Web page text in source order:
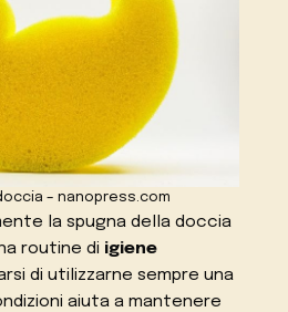
– nanopress.com
la spugna della doccia
routine di igiene
di utilizzarne sempre una
aiuta a mantenere